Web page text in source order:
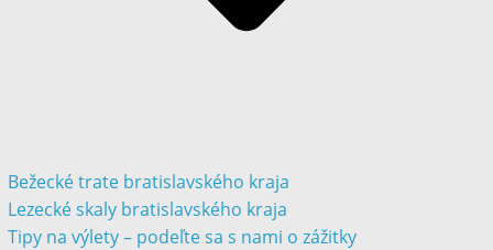
Bežecké trate bratislavského kraja
Lezecké skaly bratislavského kraja
Tipy na výlety – podeľte sa s nami o zážitky